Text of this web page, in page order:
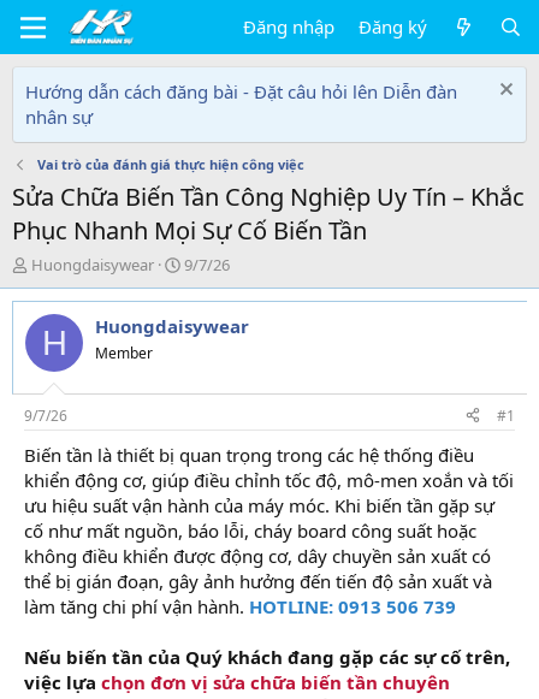
Đăng nhập Đăng ký
Hướng dẫn cách đăng bài - Đặt câu hỏi lên Diễn đàn
nhân sự
Vai trò của đánh giá thực hiện công việc
Sửa Chữa Biến Tần Công Nghiệp Uy Tín – Khắc
Phục Nhanh Mọi Sự Cố Biến Tần
T
h
r
e
d
s
t
a
r
t
e
r
Huongdaisywear
N
g
à
y
i
9/7/26
H Huongdaisywear
Member
9/7/26 #1
Biến tần là thiết bị quan trọng trong các hệ thống điều
khiển động cơ, giúp điều chỉnh tốc độ, mô-men xoắn và tối
ưu hiệu suất vận hành của máy móc. Khi biến tần gặp sự
cố như mất nguồn, báo lỗi, cháy board công suất hoặc
không điều khiển được động cơ, dây chuyền sản xuất có
thể bị gián đoạn, gây ảnh hưởng đến tiến độ sản xuất và
làm tăng chi phí vận hành. HOTLINE: 0913 506 739
Nếu biến tần của Quý khách đang gặp các sự cố trên,
việc lựa chọn đơn vị sửa chữa biến tần chuyên